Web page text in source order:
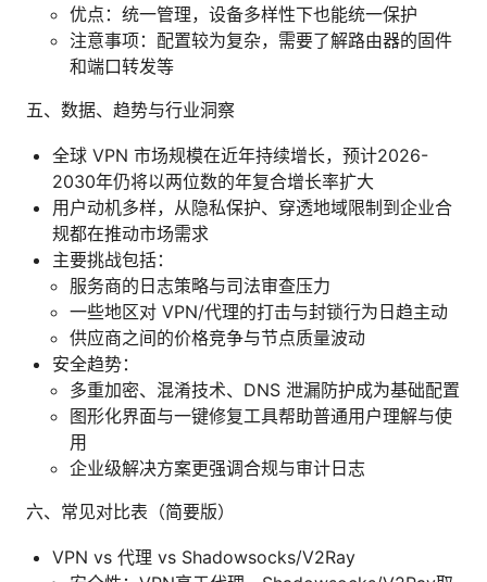
优点：统一管理，设备多样性下也能统一保护
注意事项：配置较为复杂，需要了解路由器的固件
和端口转发等
五、数据、趋势与行业洞察
全球 VPN 市场规模在近年持续增长，预计2026-
2030年仍将以两位数的年复合增长率扩大
用户动机多样，从隐私保护、穿透地域限制到企业合
规都在推动市场需求
主要挑战包括：
服务商的日志策略与司法审查压力
一些地区对 VPN/代理的打击与封锁行为日趋主动
供应商之间的价格竞争与节点质量波动
安全趋势：
多重加密、混淆技术、DNS 泄漏防护成为基础配置
图形化界面与一键修复工具帮助普通用户理解与使
用
企业级解决方案更强调合规与审计日志
六、常见对比表（简要版）
VPN vs 代理 vs Shadowsocks/V2Ray